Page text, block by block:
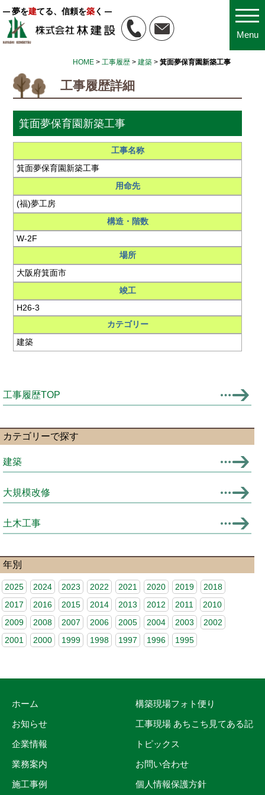
Menu
夢を建てる、信頼を築く
HOME >工事履歴 >建築 >箕面夢保育園新築工事
工事履歴詳細
箕面夢保育園新築工事
工事名称
箕面夢保育園新築工事
用命先
(福)夢工房
構造・階数
W-2F
場所
大阪府箕面市
竣工
H26-3
カテゴリー
建築
工事履歴TOP
カテゴリーで探す
建築
大規模改修
土木工事
年別
2025 2024 2023 2022 2021 2020 2019
2018
2017
2016 2015 2014 2013 2012 2011
2010
2009
2008 2007 2006 2005 2004 2003
2002
2001
2000 1999 1998 1997 1996 1995
ホーム
お知らせ
企業情報
業務案内
施工事例
構築現場フォト便り
工事現場 あちこち見てある記
トピックス
お問い合わせ
個人情報保護方針